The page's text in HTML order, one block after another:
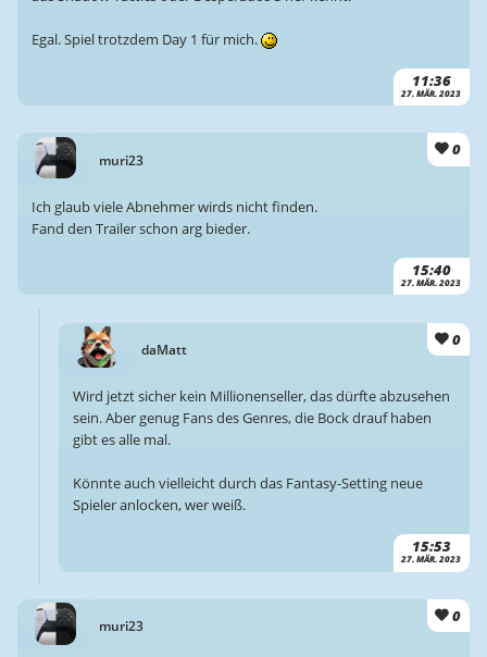
11:36
27. MÄR. 2023
Egal. Spiel trotzdem Day 1 für mich.
muri23
0
15:40
27. MÄR. 2023
Ich glaub viele Abnehmer wirds nicht finden.
Fand den Trailer schon arg bieder.
daMatt
0
15:53
27. MÄR. 2023
Wird jetzt sicher kein Millionenseller, das dürfte abzusehen
sein. Aber genug Fans des Genres, die Bock drauf haben
gibt es alle mal.
Könnte auch vielleicht durch das Fantasy-Setting neue
Spieler anlocken, wer weiß.
muri23
0